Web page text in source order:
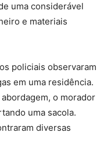
uma considerável
e materiais
policiais observaram
em uma residência.
o morador
uma sacola.
diversas